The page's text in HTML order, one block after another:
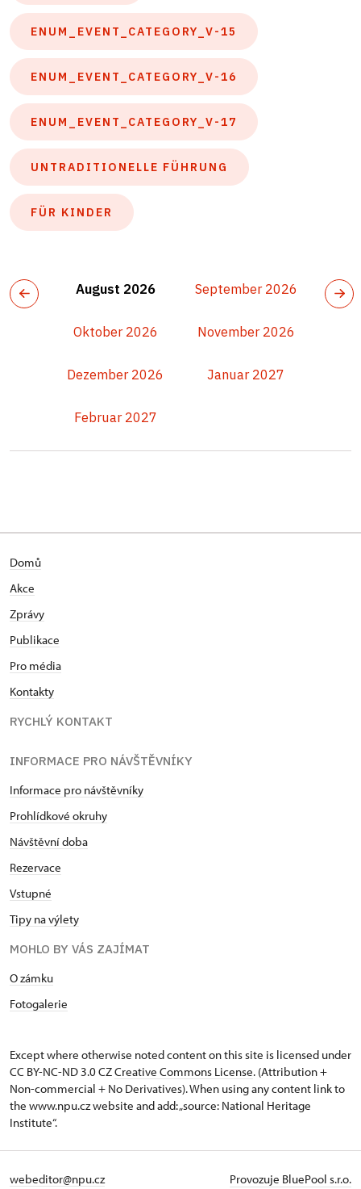
ENUM_EVENT_CATEGORY_V-15
ENUM_EVENT_CATEGORY_V-16
ENUM_EVENT_CATEGORY_V-17
UNTRADITIONELLE FÜHRUNG
FÜR KINDER
August 2026 September 2026
Oktober 2026 November 2026
Dezember 2026 Januar 2027
Februar 2027
Domů
Akce
Zprávy
Publikace
Pro média
Kontakty
RYCHLÝ KONTAKT
INFORMACE PRO NÁVŠTĚVNÍKY
Informace pro návštěvníky
Prohlídkové okruhy
Návštěvní doba
Rezervace
Vstupné
Tipy na výlety
MOHLO BY VÁS ZAJÍMAT
O zámku
Fotogalerie
Except where otherwise noted content on this site is licensed under
CC BY-NC-ND 3.0 CZCreative Commons License. (Attribution +
Non-commercial + No Derivatives). When using any content link to
the www.npu.cz website and add: „source: National Heritage
Institute“.
webeditor@npu.cz Provozuje BluePool s.r.o.